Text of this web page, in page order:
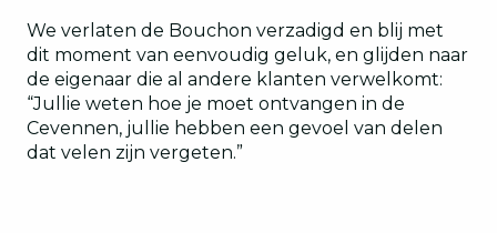
We verlaten de Bouchon verzadigd en blij met
dit moment van eenvoudig geluk, en glijden naar
de eigenaar die al andere klanten verwelkomt:
“Jullie weten hoe je moet ontvangen in de
Cevennen, jullie hebben een gevoel van delen
dat velen zijn vergeten.”